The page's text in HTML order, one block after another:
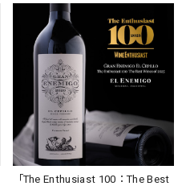
「The Enthusiast 100：The Best